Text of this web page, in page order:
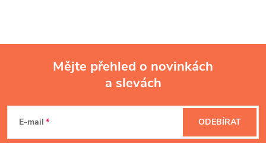
Mějte přehled o novinkách
a slevách
E-mail ODEBÍRAT